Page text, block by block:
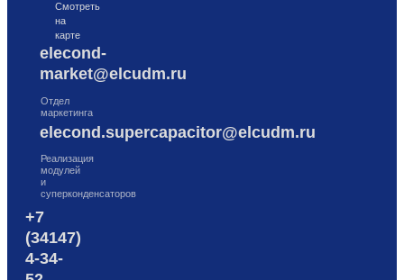
Смотреть
на
карте
elecond-
market@elcudm.ru
Отдел
маркетинга
elecond.supercapacitor@elcudm.ru
Реализация
модулей
и
суперконденсаторов
+7
(34147)
4-34-